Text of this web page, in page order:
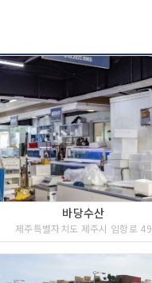
바당수산
제주특별자치도 제주시 임항로 49